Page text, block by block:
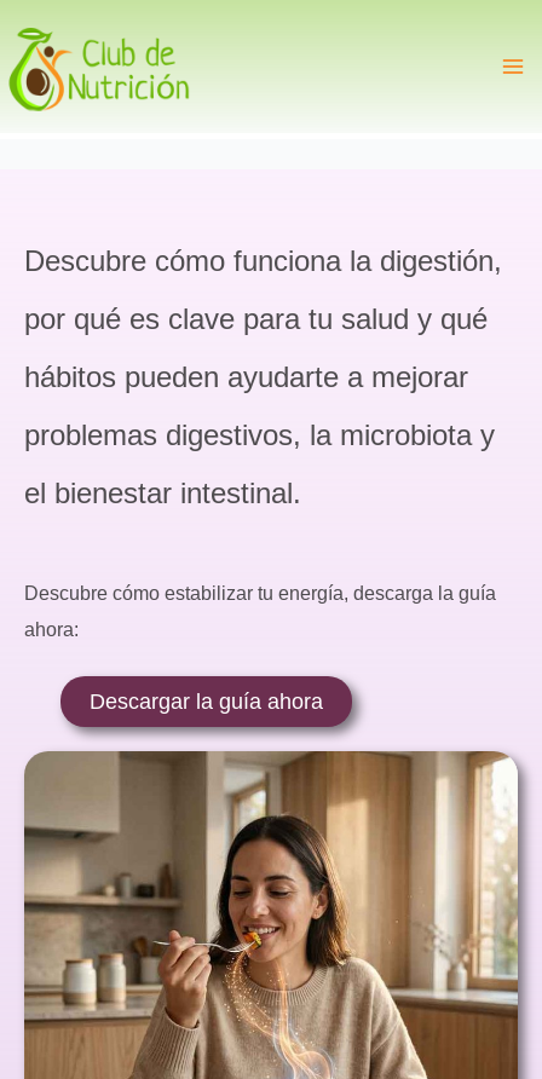
contenido
Descubre cómo funciona la digestión,
por qué es clave para tu salud y qué
hábitos pueden ayudarte a mejorar
problemas digestivos, la microbiota y
el bienestar intestinal.
Descubre cómo estabilizar tu energía, descarga la guía
ahora:
Descargar la guía ahora